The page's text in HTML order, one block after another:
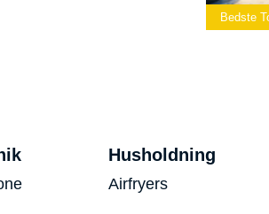
Bedste
Husholdning
Airfryers